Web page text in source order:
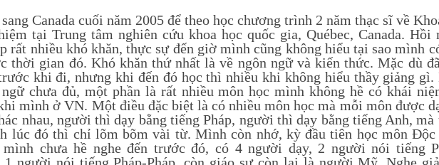
Canada cuối năm 2005 để theo học chương trình 2 năm thạc sĩ về
tại Trung tâm nghiên cứu khoa học quốc gia, Québec, Canada. Hồi
rất nhiều khó khăn, thực sự đến giờ mình cũng không hiểu tại sao mình
thời gian đó. Khó khăn thứ nhất là về ngôn ngữ và kiến thức. Mặc dù
khi đi, nhưng khi đến đó học thì nhiều khi không hiểu thầy giảng gì.
chưa đủ, một phần là rất nhiều môn học mình không hề có khái
mình ở VN. Một điều đặc biệt là có nhiều môn học mà mỗi môn được
nhau, người thì dạy bằng tiếng Pháp, người thì dạy bằng tiếng Anh, mà
lúc đó thì chỉ lõm bõm vài từ. Mình còn nhớ, kỳ đầu tiên học môn Độc
mình chưa hề nghe đến trước đó, có 4 người dạy, 2 người nói tiếng